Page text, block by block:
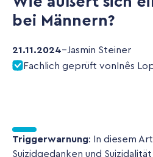
bei Männern?
21.11.2024–Jasmin Steiner
Fachlich geprüft von Inês
Triggerwarnung: In diesem
Suizidgedanken und